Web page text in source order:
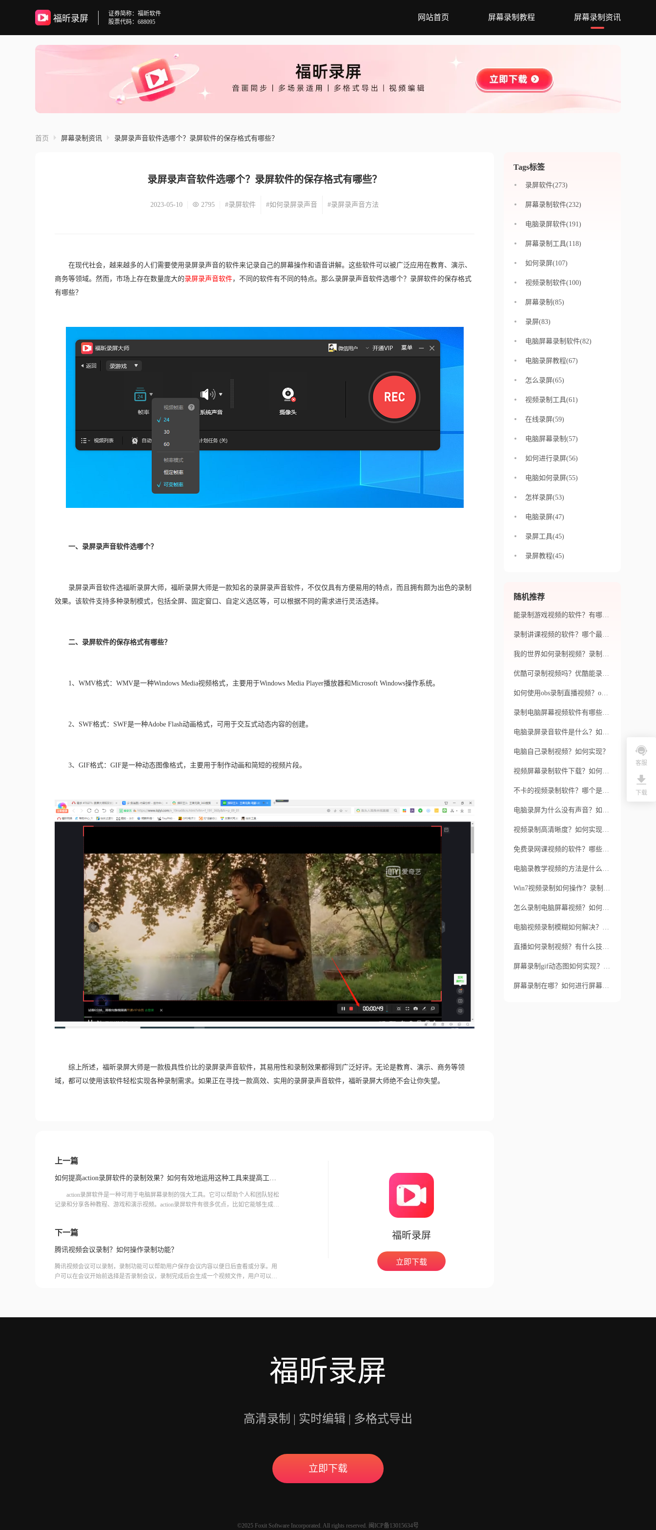
福昕录屏
证券简称：福昕软件
股票代码：688095
网站首页 屏幕录制教程 屏幕录制资讯
首页 屏幕录制资讯 录屏录声音软件选哪个？录屏软件的保存格式有哪些？
录屏录声音软件选哪个？录屏软件的保存格式有哪些？
2023-05-10 2795 #录屏软件 #如何录屏录声音 #录屏录声音方法
在现代社会，越来越多的人们需要使用录屏录声音的软件来记录自己的屏幕操作和语音讲解。这些软件可以被广泛应用在教育、演示、
商务等领域。然而，市场上存在数量庞大的录屏录声音软件，不同的软件有不同的特点。那么录屏录声音软件选哪个？录屏软件的保存格式
有哪些？
一、录屏录声音软件选哪个？
录屏录声音软件选福昕录屏大师，福昕录屏大师是一款知名的录屏录声音软件，不仅仅具有方便易用的特点，而且拥有颇为出色的录制
效果。该软件支持多种录制模式，包括全屏、固定窗口、自定义选区等，可以根据不同的需求进行灵活选择。
二、录屏软件的保存格式有哪些？
1、WMV格式：WMV是一种Windows Media视频格式，主要用于Windows Media Player播放器和Microsoft Windows操作系统。
2、SWF格式：SWF是一种Adobe Flash动画格式，可用于交互式动态内容的创建。
3、GIF格式：GIF是一种动态图像格式，主要用于制作动画和简短的视频片段。
综上所述，福昕录屏大师是一款极具性价比的录屏录声音软件，其易用性和录制效果都得到广泛好评。无论是教育、演示、商务等领
域，都可以使用该软件轻松实现各种录制需求。如果正在寻找一款高效、实用的录屏录声音软件，福昕录屏大师绝不会让你失望。
上一篇
如何提高action录屏软件的录制效果？如何有效地运用这种工具来提高工作效率？
action录屏软件是一种可用于电脑屏幕录制的强大工具。它可以帮助个人和团队轻松
记录和分享各种教程、游戏和演示视频。action录屏软件有很多优点，比如它能够生成高
下一篇
腾讯视频会议录制？如何操作录制功能？
腾讯视频会议可以录制，录制功能可以帮助用户保存会议内容以便日后查看或分享。用
户可以在会议开始前选择是否录制会议，录制完成后会生成一个视频文件，用户可以在
福昕录屏
立即下载
Tags标签
录屏软件(273)
屏幕录制软件(232)
电脑录屏软件(191)
屏幕录制工具(118)
如何录屏(107)
视频录制软件(100)
屏幕录制(85)
录屏(83)
电脑屏幕录制软件(82)
电脑录屏教程(67)
怎么录屏(65)
视频录制工具(61)
在线录屏(59)
电脑屏幕录制(57)
如何进行录屏(56)
电脑如何录屏(55)
怎样录屏(53)
电脑录屏(47)
录屏工具(45)
录屏教程(45)
随机推荐
能录制游戏视频的软件？有哪些软件可以录制游戏视频？
录制讲课视频的软件？哪个最适合初学者使用？
我的世界如何录制视频？录制视频的步骤是什么？
优酷可录制视频吗？优酷能录制视频吗？
如何使用obs录制直播视频？obs如何录制直播视频？
录制电脑屏幕视频软件有哪些？如何选择合适的录制电脑屏幕视频软件？
电脑录屏录音软件是什么？如何选择使用？
电脑自己录制视频？如何实现？
视频屏幕录制软件下载？如何下载视频屏幕录制软件？
不卡的视频录制软件？哪个是最好的？
电脑录屏为什么没有声音？如何解决这个问题？
视频录制高清晰度？如何实现高清晰度录制？
免费录网课视频的软件？哪些软件可以免费录制网课视频？
电脑录教学视频的方法是什么？电脑录教学视频的步骤是什么？
Win7视频录制如何操作？录制Win7视频有什么要求？
怎么录制电脑屏幕视频？如何简单录制电脑屏幕视频？
电脑视频录制模糊如何解决？录制的电脑视频为何模糊如何改善？
直播如何录制视频？有什么技巧？
屏幕录制gif动态图如何实现？屏幕录制gif动态图有哪些工具推荐？
屏幕录制在哪？如何进行屏幕录制？
福昕录屏
高清录制 | 实时编辑 | 多格式导出
立即下载
©2025 Foxit Software Incorporated. All rights reserved. 闽ICP备13015634号
客服
下载